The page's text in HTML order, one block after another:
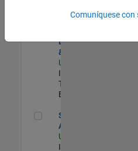
Principal
Identity
Engineer - AD
& MS Entra ID
US-MA-Natick
Information
Technology |
Experimentado
Senior CRM Analyst
Senior CRM
Analyst
US-MA-Natick
Information
Comuníquese con